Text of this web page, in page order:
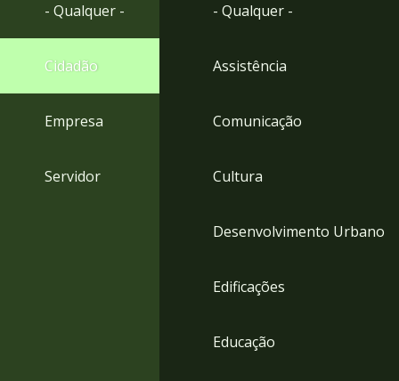
rodapé
- Qualquer -
Cidadão
Empresa
Servidor
- Qualquer -
Assistência
Comunicação
Cultura
Desenvolvimento Urbano
Edificações
Educação